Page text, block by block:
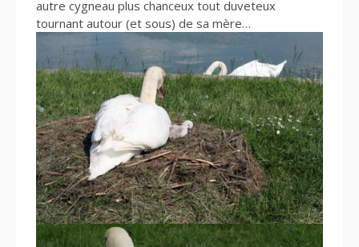
autre cygneau plus chanceux tout duveteux
tournant autour (et sous) de sa mère…